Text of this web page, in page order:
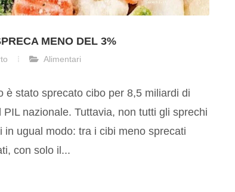
MENO DEL 3%
Alimentari
è stato sprecato cibo per 8,5 miliardi di
nazionale. Tuttavia, non tutti gli sprechi
in ugual modo: tra i cibi meno sprecati
con solo il...